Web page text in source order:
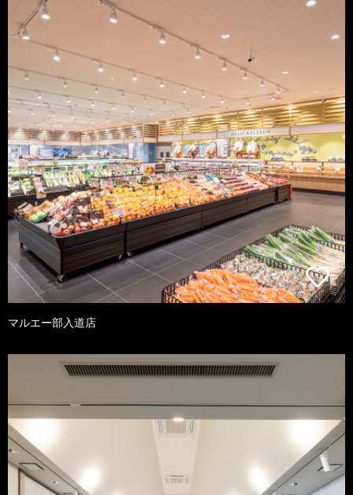
マルエー部入道店